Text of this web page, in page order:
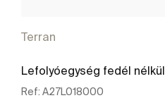
Terran
Lefolyóegység fedél nélkül
Ref: A27L018000